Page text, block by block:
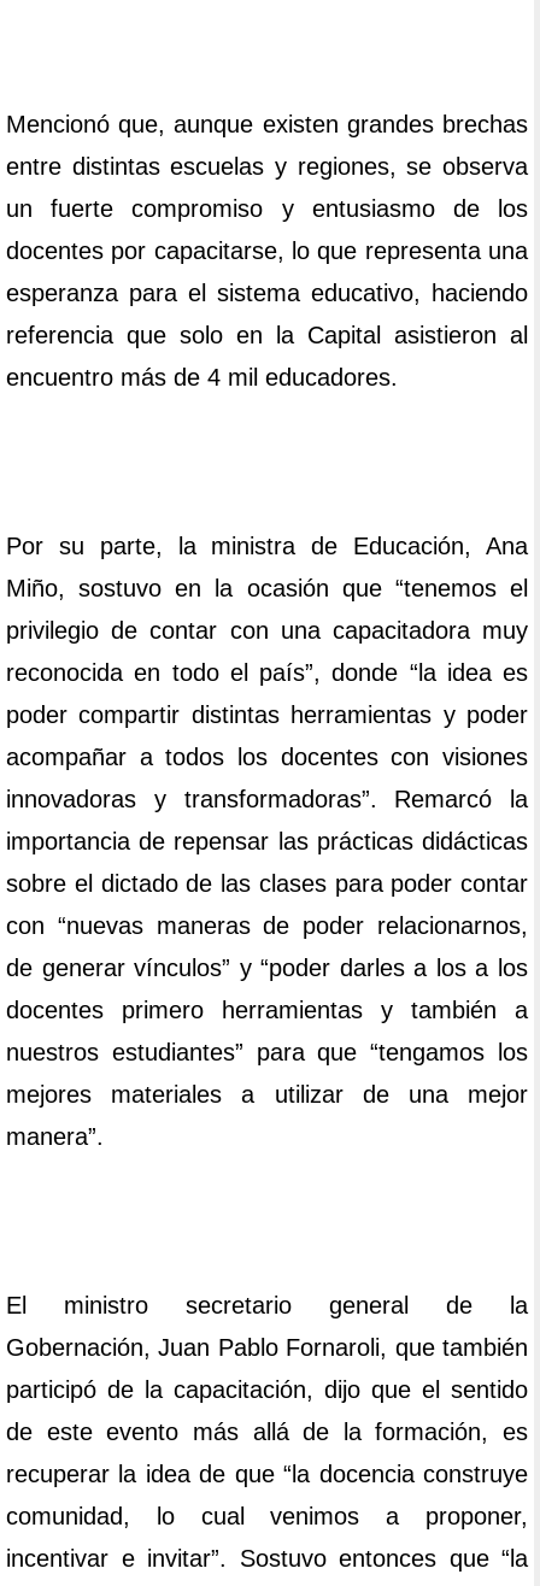
Mencionó que, aunque existen grandes brechas
entre distintas escuelas y regiones, se observa
un fuerte compromiso y entusiasmo de los
docentes por capacitarse, lo que representa una
esperanza para el sistema educativo, haciendo
referencia que solo en la Capital asistieron al
encuentro más de 4 mil educadores.
Por su parte, la ministra de Educación, Ana
Miño, sostuvo en la ocasión que “tenemos el
privilegio de contar con una capacitadora muy
reconocida en todo el país”, donde “la idea es
poder compartir distintas herramientas y poder
acompañar a todos los docentes con visiones
innovadoras y transformadoras”. Remarcó la
importancia de repensar las prácticas didácticas
sobre el dictado de las clases para poder contar
con “nuevas maneras de poder relacionarnos,
de generar vínculos” y “poder darles a los a los
docentes primero herramientas y también a
nuestros estudiantes” para que “tengamos los
mejores materiales a utilizar de una mejor
manera”.
El ministro secretario general de la
Gobernación, Juan Pablo Fornaroli, que también
participó de la capacitación, dijo que el sentido
de este evento más allá de la formación, es
recuperar la idea de que “la docencia construye
comunidad, lo cual venimos a proponer,
incentivar e invitar”. Sostuvo entonces que “la